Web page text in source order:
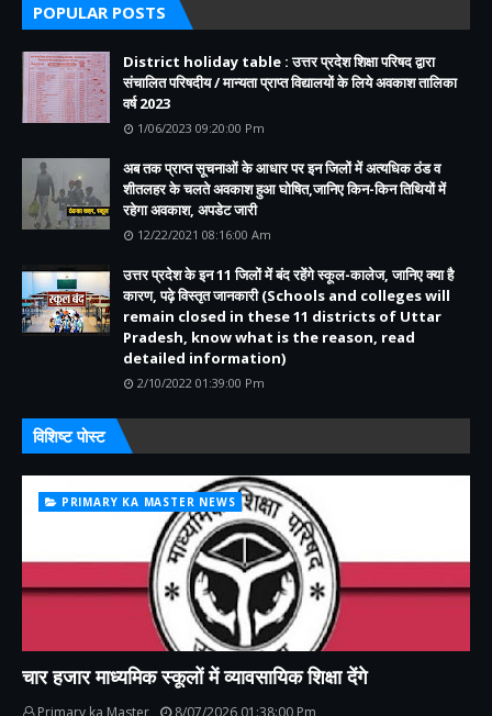
POPULAR POSTS
District holiday table : उत्तर प्रदेश शिक्षा परिषद द्वारा
संचालित परिषदीय / मान्यता प्राप्त विद्यालयों के लिये अवकाश तालिका
वर्ष 2023
1/06/2023 09:20:00 Pm
अब तक प्राप्त सूचनाओं के आधार पर इन जिलों में अत्यधिक ठंड व
शीतलहर के चलते अवकाश हुआ घोषित,जानिए किन-किन तिथियों में
रहेगा अवकाश, अपडेट जारी
12/22/2021 08:16:00 Am
उत्तर प्रदेश के इन 11 जिलों में बंद रहेंगे स्कूल-कालेज, जानिए क्या है
कारण, पढ़े विस्तृत जानकारी (Schools and colleges will
remain closed in these 11 districts of Uttar
Pradesh, know what is the reason, read
detailed information)
2/10/2022 01:39:00 Pm
विशिष्ट पोस्ट
PRIMARY KA MASTER NEWS
चार हजार माध्यमिक स्कूलों में व्यावसायिक शिक्षा देंगे